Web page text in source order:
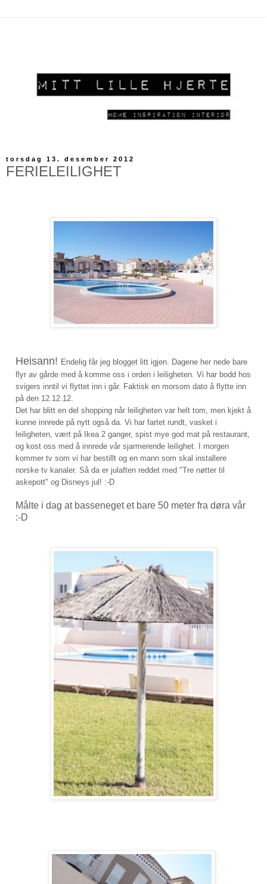
torsdag 13. desember 2012
FERIELEILIGHET
Heisann! Endelig får jeg blogget litt igjen. Dagene her nede bare
flyr av gårde med å komme oss i orden i leiligheten. Vi har bodd hos
svigers inntil vi flyttet inn i går. Faktisk en morsom dato å flytte inn
på den 12.12.12.
Det har blitt en del shopping når leiligheten var helt tom, men kjekt å
kunne innrede på nytt også da. Vi har fartet rundt, vasket i
leiligheten, vært på Ikea 2 ganger, spist mye god mat på restaurant,
og kost oss med å innrede vår sjarmerende leilighet. I morgen
kommer tv som vi har bestillt og en mann som skal installere
norske tv kanaler. Så da er julaften reddet med "Tre nøtter til
askepott" og Disneys jul! :-D
Målte i dag at basseneget et bare 50 meter fra døra vår
:-D